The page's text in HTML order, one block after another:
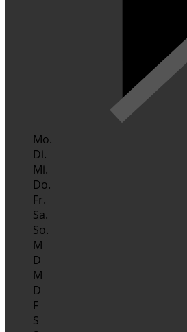
Mo.
Di.
Mi.
Do.
Fr.
Sa.
So.
M
D
M
D
F
S